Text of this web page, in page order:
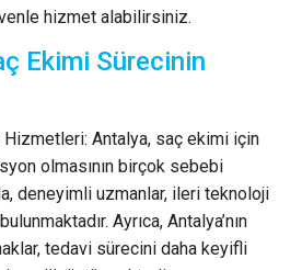
hizmet alabilirsiniz.
Ekimi Sürecinin
Hizmetleri: Antalya, saç ekimi için
olmasının birçok sebebi
deneyimli uzmanlar, ileri teknoloji
Ayrıca, Antalya’nın
tedavi sürecini daha keyifli